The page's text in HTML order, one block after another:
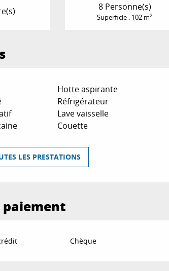
8 Personne(s)
Superficie : 102 m2
Hotte aspirante
Réfrigérateur
Lave vaisselle
Couette
LES PRESTATIONS
paiement
Chèque